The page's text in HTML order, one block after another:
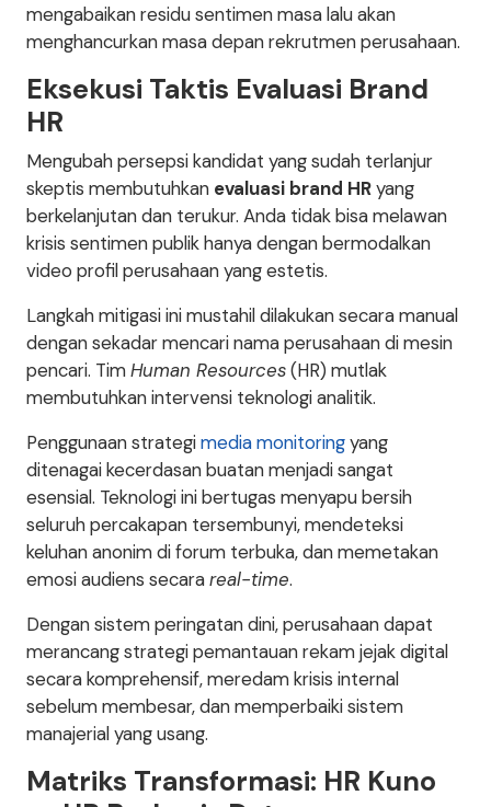
mengabaikan residu sentimen masa lalu akan
menghancurkan masa depan rekrutmen perusahaan.
Eksekusi Taktis Evaluasi Brand
HR
Mengubah persepsi kandidat yang sudah terlanjur
skeptis membutuhkan evaluasi brand HRyang
berkelanjutan dan terukur. Anda tidak bisa melawan
krisis sentimen publik hanya dengan bermodalkan
video profil perusahaan yang estetis.
Langkah mitigasi ini mustahil dilakukan secara manual
dengan sekadar mencari nama perusahaan di mesin
pencari. TimHuman Resources(HR) mutlak
membutuhkan intervensi teknologi analitik.
Penggunaan strategimedia monitoringyang
ditenagai kecerdasan buatan menjadi sangat
esensial. Teknologi ini bertugas menyapu bersih
seluruh percakapan tersembunyi, mendeteksi
keluhan anonim di forum terbuka, dan memetakan
emosi audiens secarareal-time.
Dengan sistem peringatan dini, perusahaan dapat
merancang strategi pemantauan rekam jejak digital
secara komprehensif, meredam krisis internal
sebelum membesar, dan memperbaiki sistem
manajerial yang usang.
Matriks Transformasi: HR Kuno